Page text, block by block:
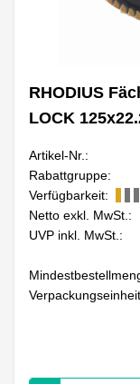
RHODIUS
LOCK
Artikel-Nr.:
Rabattgruppe:
Verfügbarkeit:
Netto exkl. MwSt.:
UVP inkl. MwSt.: